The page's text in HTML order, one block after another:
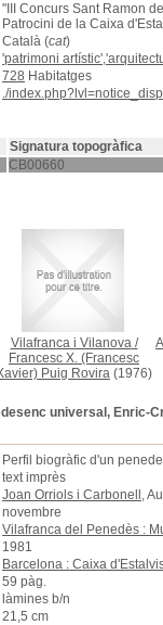
"III Concurs Sant Ramon
Patrocini de la Caixa
Català (cat)
'patrimoni
728 Habitatges
./
Signatura topogràfica
CB00660
Vilafranca i Vilanova/
Francesc X. (Francesc
Puig Rovira (1976)
universal, Enric-
Perfil biogràfic d'un
text imprès
Joan Orriols i Carbonell ,
novembre
Vilafranca del Penedès :
1981
Barcelona : Caixa
59 pàg.
làmines b/n
21,5 cm